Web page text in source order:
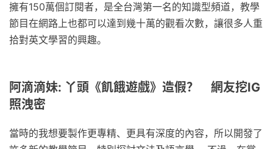
擁有150萬個訂閱者，是全台灣第一名的知識型頻道，教學
節目在網路上也都可以達到幾十萬的觀看次數，讓很多人重
拾對英文學習的興趣。
阿滴滴妹: 丫頭《飢餓遊戲》造假？ 網友挖IG
照洩密
當時的我想要製作更專精、更具有深度的內容，所以開發了